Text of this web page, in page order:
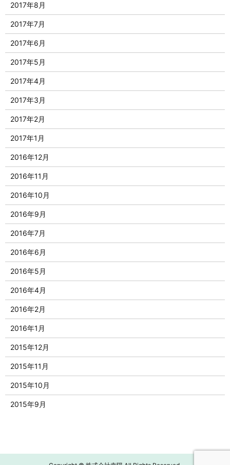
2017年8月
2017年7月
2017年6月
2017年5月
2017年4月
2017年3月
2017年2月
2017年1月
2016年12月
2016年11月
2016年10月
2016年9月
2016年7月
2016年6月
2016年5月
2016年4月
2016年2月
2016年1月
2015年12月
2015年11月
2015年10月
2015年9月